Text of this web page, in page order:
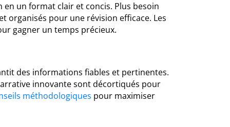
un format clair et concis. Plus besoin
organisés pour une révision efficace. Les
gagner un temps précieux.
des informations fiables et pertinentes.
innovante sont décortiqués pour
méthodologiques pour maximiser